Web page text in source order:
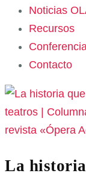
Noticias
Recursos
Contacto
La